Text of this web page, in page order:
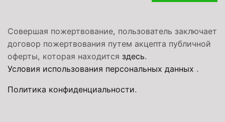
Совершая пожертвование, пользователь заключает
договор пожертвования путем акцепта публичной
оферты, которая находится здесь.
Условия использования персональных данных .
Политика конфиденциальности.